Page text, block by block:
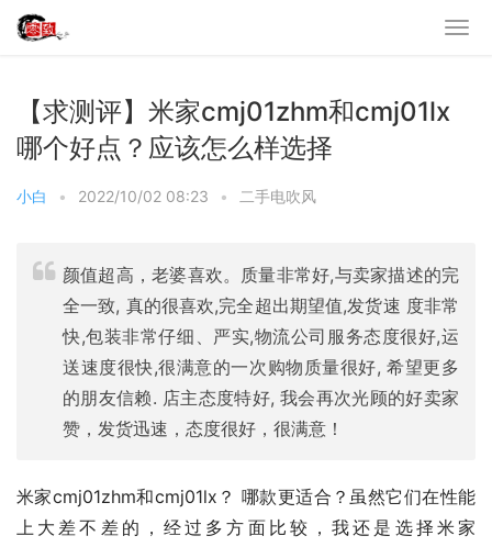
【求测评】米家cmj01zhm和cmj01lx
哪个好点？应该怎么样选择
小白 • 2022/10/02 08:23 • 二手电吹风
颜值超高，老婆喜欢。质量非常好,与卖家描述的完
全一致, 真的很喜欢,完全超出期望值,发货速 度非常
快,包装非常仔细、严实,物流公司服务态度很好,运
送速度很快,很满意的一次购物质量很好, 希望更多
的朋友信赖. 店主态度特好, 我会再次光顾的好卖家
赞，发货迅速，态度很好，很满意！
米家cmj01zhm和cmj01lx？ 哪款更适合？虽然它们在性能
上大差不差的，经过多方面比较，我还是选择米家